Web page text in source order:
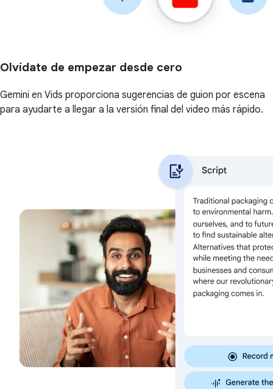
Olvídate de empezar desde cero
Gemini en Vids proporciona sugerencias de guion por escena
para ayudarte a llegar a la versión final del video más rápido.